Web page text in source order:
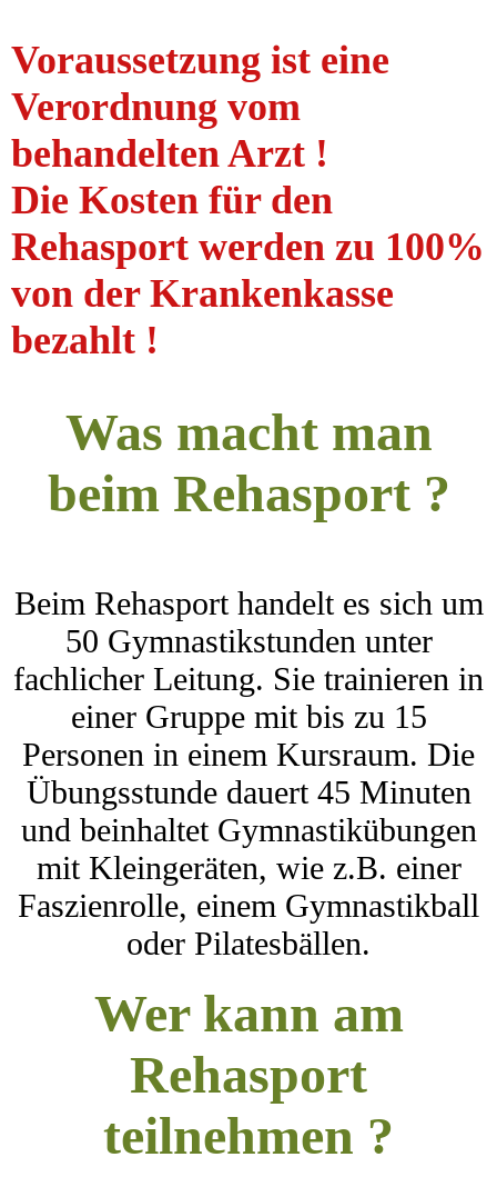
Voraussetzung ist eine
Verordnung vom
behandelten Arzt !
Die Kosten für den
Rehasport werden zu 100%
von der Krankenkasse
bezahlt !
Was macht man
beim Rehasport ?
Beim Rehasport handelt es sich um
50 Gymnastikstunden unter
fachlicher Leitung. Sie trainieren in
einer Gruppe mit bis zu 15
Personen in einem Kursraum. Die
Übungsstunde dauert 45 Minuten
und beinhaltet Gymnastikübungen
mit Kleingeräten, wie z.B. einer
Faszienrolle, einem Gymnastikball
oder Pilatesbällen.
Wer kann am
Rehasport
teilnehmen ?